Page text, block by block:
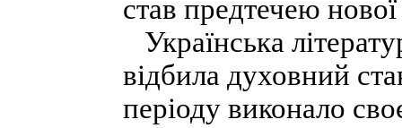
став предтечею нової
Українська
відбила духовний
періоду виконало